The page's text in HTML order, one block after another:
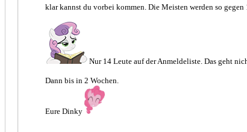
klar kannst du vorbei kommen. Die Meisten werden so
Nur 14 Leute auf der Anmeldeliste. Das geht
Dann bis in 2 Wochen.
Eure Dinky